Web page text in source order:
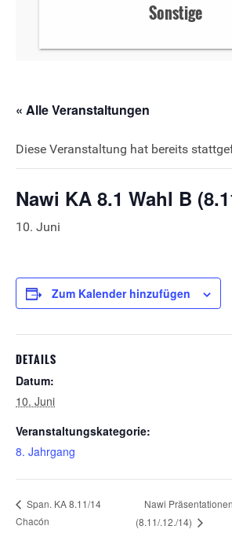
Sonstige
« Alle Veranstaltungen
Diese Veranstaltung hat bereits
Nawi KA 8.1 Wahl B
10. Juni
Zum Kalender hinzufügen
DETAILS
Datum:
10. Juni
Veranstaltungskategorie:
8. Jahrgang
Span. KA 8.11/14
Chacón
Nawi
(8.11/.12./14)